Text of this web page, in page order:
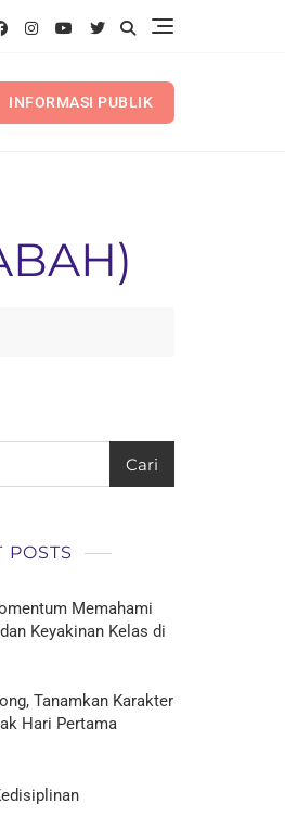
INFORMASI PUBLIK
Cari
POSTS
Memahami
Keyakinan Kelas di
Tanamkan Karakter
Hari Pertama